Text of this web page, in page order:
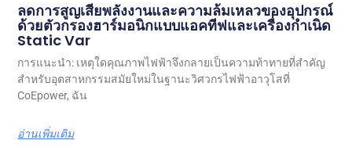
ลดการสูญเสียพลังงานและความล้มเหลวของอุปกรณ์
ด้วยตัวกรองฮาร์มอนิกแบบแอคทีฟและเครื่องกำเนิด
Static Var
การแนะนำ: เหตุใดคุณภาพไฟฟ้าจึงกลายเป็นความท้าทายที่สำคัญ
สำหรับอุตสาหกรรมสมัยใหม่ในฐานะวิศวกรไฟฟ้าอาวุโสที่
CoEpower, ฉัน
อ่านเพิ่มเติม